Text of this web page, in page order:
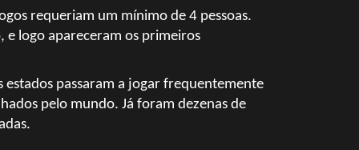
requeriam um mínimo de 4 pessoas.
logo apareceram os primeiros
passaram a jogar frequentemente
pelo mundo. Já foram dezenas de